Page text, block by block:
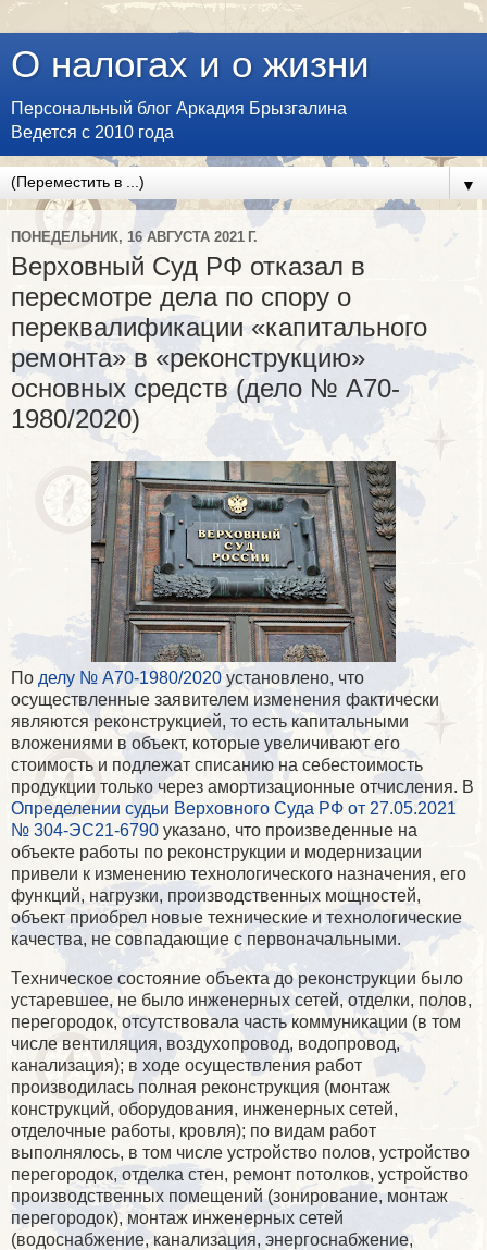
О налогах и о жизни
Персональный блог Аркадия Брызгалина
Ведется с 2010 года
▼
ПОНЕДЕЛЬНИК, 16 АВГУСТА 2021 Г.
Верховный Суд РФ отказал в
пересмотре дела по спору о
переквалификации «капитального
ремонта» в «реконструкцию»
основных средств (дело № А70-
1980/2020)
По делу № А70-1980/2020установлено, что
осуществленные заявителем изменения фактически
являются реконструкцией, то есть капитальными
вложениями в объект, которые увеличивают его
стоимость и подлежат списанию на себестоимость
продукции только через амортизационные отчисления. В
Определении судьи Верховного Суда РФ от 27.05.2021
№ 304-ЭС21-6790 указано, что произведенные на
объекте работы по реконструкции и модернизации
привели к изменению технологического назначения, его
функций, нагрузки, производственных мощностей,
объект приобрел новые технические и технологические
качества, не совпадающие с первоначальными.
Техническое состояние объекта до реконструкции было
устаревшее, не было инженерных сетей, отделки, полов,
перегородок, отсутствовала часть коммуникации (в том
числе вентиляция, воздухопровод, водопровод,
канализация); в ходе осуществления работ
производилась полная реконструкция (монтаж
конструкций, оборудования, инженерных сетей,
отделочные работы, кровля); по видам работ
выполнялось, в том числе устройство полов, устройство
перегородок, отделка стен, ремонт потолков, устройство
производственных помещений (зонирование, монтаж
перегородок), монтаж инженерных сетей
(водоснабжение, канализация, энергоснабжение,